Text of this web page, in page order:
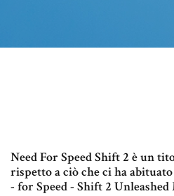
Need For Speed Shift 2 è un
rispetto a ciò che ci ha abituato
- for Speed - Shift 2